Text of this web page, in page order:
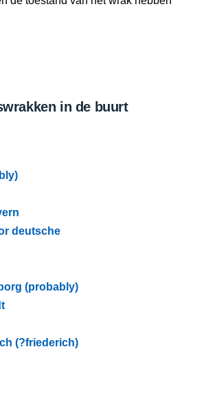
in de buurt
deutsche
(probably)
(?friederich)